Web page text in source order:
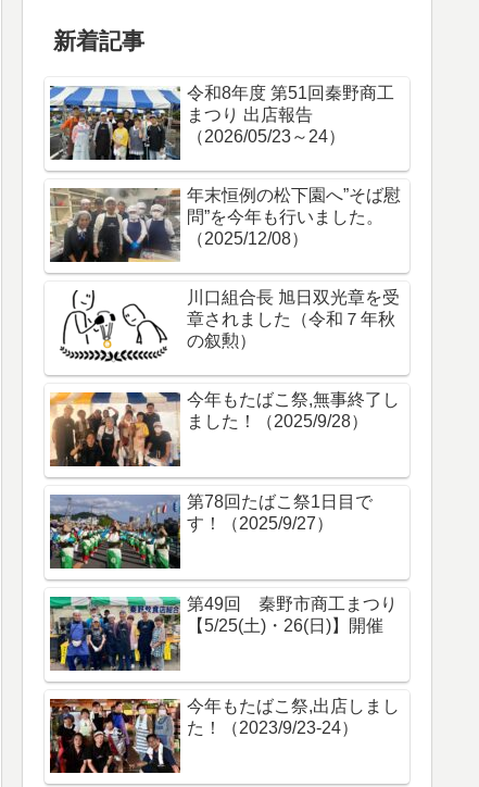
新着記事
令和8年度 第51回秦野商工
まつり 出店報告
（2026/05/23～24）
年末恒例の松下園へ”そば慰
問”を今年も行いました。
（2025/12/08）
川口組合長 旭日双光章を受
章されました（令和７年秋
の叙勲）
今年もたばこ祭,無事終了し
ました！（2025/9/28）
第78回たばこ祭1日目で
す！（2025/9/27）
第49回 秦野市商工まつり
【5/25(土)・26(日)】開催
今年もたばこ祭,出店しまし
た！（2023/9/23-24）